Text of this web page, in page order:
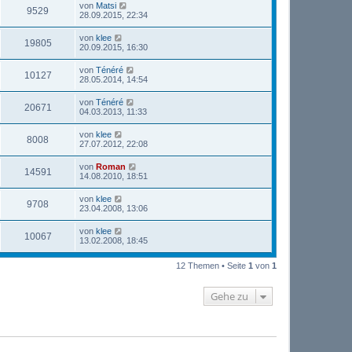
9529 von Matsi
28.09.2015, 22:34
19805 von klee
20.09.2015, 16:30
10127 von Ténéré
28.05.2014, 14:54
20671 von Ténéré
04.03.2013, 11:33
8008 von klee
27.07.2012, 22:08
14591 von Roman
14.08.2010, 18:51
9708 von klee
23.04.2008, 13:06
10067 von klee
13.02.2008, 18:45
12 Themen • Seite 1 von 1
Gehe zu